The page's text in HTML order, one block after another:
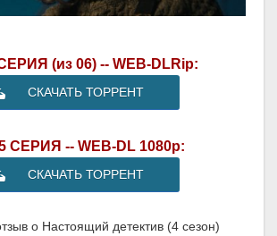
(из 06) -- WEB-DLRip:
СКАЧАТЬ ТОРРЕНТ
СЕРИЯ -- WEB-DL 1080p:
СКАЧАТЬ ТОРРЕНТ
о Настоящий детектив (4 сезон)